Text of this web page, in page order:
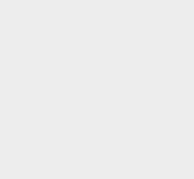
conocido por dirigir la saga del
por Justin Marks (Street Fighter:
vida del famoso niño de la selva.